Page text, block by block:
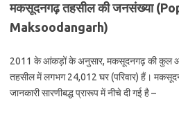
मकसूदनगढ़ तहसील की जनसंख्या
Maksoodangarh)
2011 के आंकड़ों के अनुसार, मकसूदनगढ़ की कुल
तहसील में लगभग 24,012 घर (परिवार) हैं।
जानकारी सारणीबद्ध प्रारूप में नीचे दी गई है –